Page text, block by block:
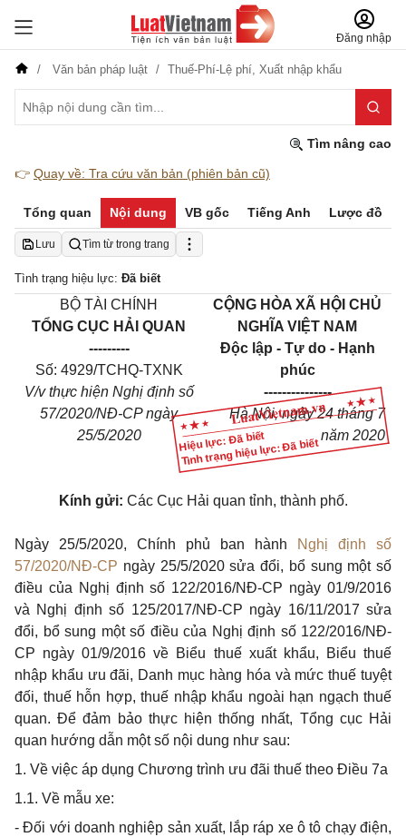
Đăng nhập
Văn bản pháp luật Thuế-Phí-Lệ phí, Xuất nhập khẩu
Tìm nâng cao
👉 Quay về: Tra cứu văn bản (phiên bản cũ)
Tổng quan Nội dung VB gốc Tiếng Anh Lược đồ
Lưu Tìm từ trong trang
Tình trạng hiệu lực: Đã biết
Hiệu lực: Đã biết
Tình trạng hiệu lực: Đã biết
BỘ TÀI CHÍNH
TỔNG CỤC HẢI QUAN
---------
Số: 4929/TCHQ-TXNK
V/v thực hiện Nghị định số
57/2020/NĐ-CP ngày
25/5/2020
CỘNG HÒA XÃ HỘI CHỦ
NGHĨA VIỆT NAM
Độc lập - Tự do - Hạnh
phúc
---------------
Hà Nội, ngày 24 tháng 7
năm 2020
Kính gửi: Các Cục Hải quan tỉnh, thành phố.
Ngày 25/5/2020, Chính phủ ban hành
Nghị định số
57/2020/NĐ-CP ngày 25/5/2020 sửa đổi, bổ sung một số
điều của Nghị định số 122/2016/NĐ-CP ngày 01/9/2016
và Nghị định số 125/2017/NĐ-CP ngày 16/11/2017 sửa
đổi, bổ sung một số điều của Nghị định số 122/2016/NĐ-
CP ngày 01/9/2016 về Biểu thuế xuất khẩu, Biểu thuế
nhập khẩu ưu đãi, Danh mục hàng hóa và mức thuế tuyệt
đối, thuế hỗn hợp, thuế nhập khẩu ngoài hạn ngạch thuế
quan. Để đảm bảo thực hiện thống nhất, Tổng cục Hải
quan hướng dẫn một số nội dung như sau:
1. Về việc áp dụng Chương trình ưu đãi thuế theo Điều 7a
1.1. Về mẫu xe:
- Đối với doanh nghiệp sản xuất, lắp ráp xe ô tô chạy điện,